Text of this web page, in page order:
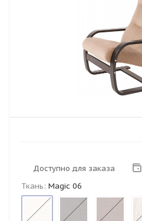
Доступно для заказа
Ткань: Magic 06